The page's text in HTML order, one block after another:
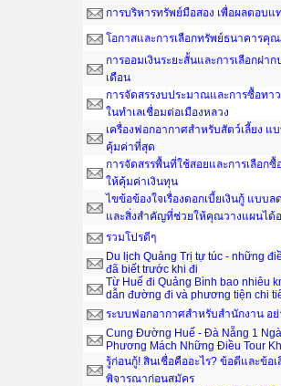
การบริหารทรัพย์มือสอง เพื่อผลตอบแ
โอกาสและการเลือกทรัพย์ธนาคารคุ
การออมเงินระยะสั้นและการเลือกฝาก
เดือน
การจัดสรรงบประมาณและการซื้อทา
ในทำเลเชื่อมต่อเมืองหลวง
เครื่องฟอกอากาศสำหรับสัตว์เลี้ยง แ
คุ้มค่าที่สุด
การจัดสรรพื้นที่ใช้สอยและการเลือก
ให้คุ้มค่าเงินทุน
ไขข้อข้องใจเรื่องดอกเบี้ยเงินกู้ แบบ
และสิ่งสำคัญที่ช่วยให้คุณวางแผนได้
รวมโปรดีๆ
Du lịch Quảng Trị tự túc - những
đã biết trước khi đi
Từ Huế đi Quảng Bình bao nhiêu
dẫn đường đi và phương tiện chi
ระบบฟอกอากาศสำหรับสำนักงาน อ
Cung Đường Huế - Đà Nẵng 1
Phương Mách Những Điều Tour
รู้ก่อนกู้! สินเชื่อคืออะไร? ข้อดีและข้อ
พิจารณาก่อนสมัคร